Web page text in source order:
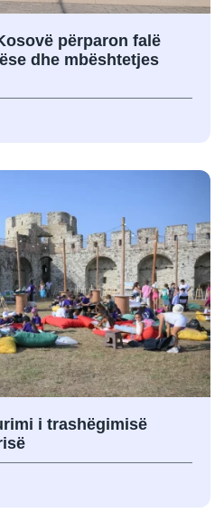
përparon falë
dhe mbështetjes
i trashëgimisë